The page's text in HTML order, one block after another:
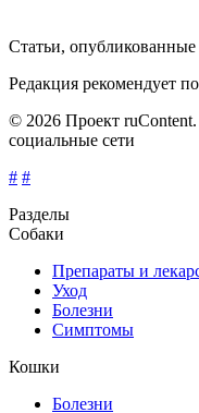
Статьи,
Редакция рекомендует
© 2026 Проект
социальные сети
# #
Разделы
Собаки
Препараты и
Уход
Болезни
Симптомы
Кошки
Болезни